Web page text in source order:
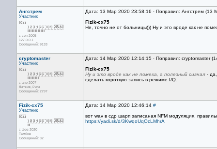
Ангстрем
Участник
с сен 2005
127.0.0.1
Сообщений: 9133
Дата: 13 Мар 2020 23:58:16 · Поправил: Ангстрем (13
Fizik-cx75
Не, точно не от больницы))) Ну и это вроде как не
cryptomaster
Участник
с апр 2007
Латвия, Рига
Сообщений: 2797
Дата: 14 Мар 2020 12:14:15 · Поправил: cryptomaster
Fizik-cx75
Ну и это вроде как не помеха, а полезный сигнал -
сделать короткую запись в режиме I/Q.
Fizik-cx75
Участник
с фев 2020
Тамбов
Сообщений: 32
Дата: 14 Мар 2020 12:46:14 #
вот wav в сдр шарп записаная NFM модуляция,
https://yadi.sk/d/3KwqoUqOcLMhrA